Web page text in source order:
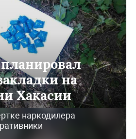
на
Хакасии
наркодилера